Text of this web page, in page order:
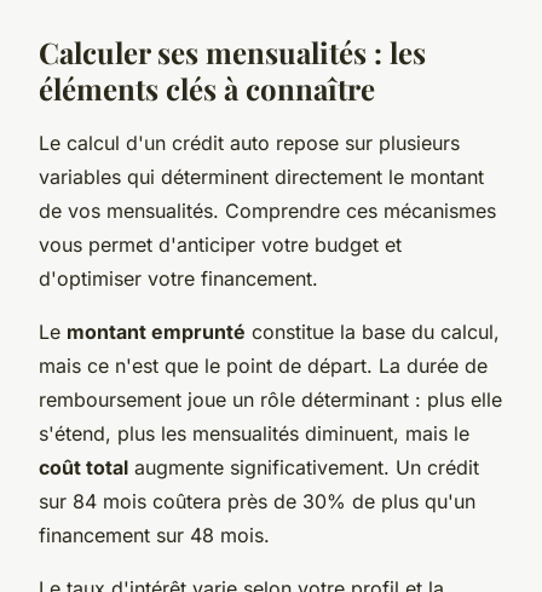
Calculer ses mensualités : les
éléments clés à connaître
Le calcul d'un crédit auto repose sur plusieurs
variables qui déterminent directement le montant
de vos mensualités. Comprendre ces mécanismes
vous permet d'anticiper votre budget et
d'optimiser votre financement.
Le montant emprunté constitue la base du calcul,
mais ce n'est que le point de départ. La durée de
remboursement joue un rôle déterminant : plus elle
s'étend, plus les mensualités diminuent, mais le
coût total augmente significativement. Un crédit
sur 84 mois coûtera près de 30% de plus qu'un
financement sur 48 mois.